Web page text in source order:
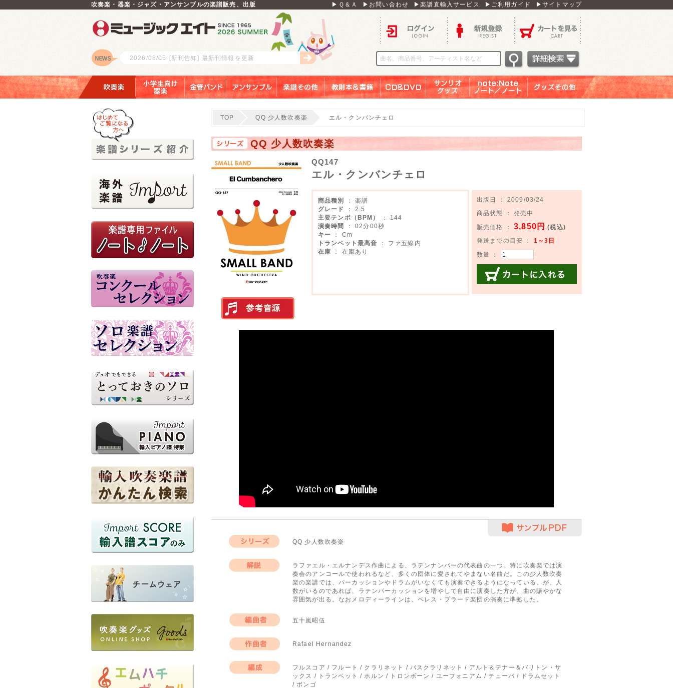
吹奏楽・器楽・ジャズ・アンサンブルの楽譜販売、出版 ▶Ｑ＆Ａ ▶お問い合わせ ▶楽譜直輸入サービス ▶ご利用ガイド ▶サイトマップ
ロゴ
2026/08/05 [新刊告知] 最新刊情報を更新
TOP QQ 少人数吹奏楽 エル・クンバンチェロ
QQ 少人数吹奏楽
高山市民吹奏楽団
QQ147
エル・クンバンチェロ
商品種別
： 楽譜
グレード
： 2.5
主要テンポ（BPM）
： 144
演奏時間
： 02分00秒
キー
： Cm
トランペット最高音
： ファ五線内
在庫
： 在庫あり
出版日 ： 2009/03/24
商品状態 ： 発売中
販売価格 ：3,850円 (税込)
発送までの目安 ： 1～3日
数量 ：
QQ 少人数吹奏楽
ラファエル・エルナンデス作曲による、ラテンナンバーの代表曲の一つ。特に吹奏楽では演
奏会のアンコールで使われるなど、多くの団体に愛されてやまない名曲だ。この少人数吹奏
楽の楽譜では、パーカッションやドラムがいなくても演奏できるようになっている。が、人
数がいるのであれば、ラテンパーカッションを増やして自由に演奏した方が、曲の賑やかな
雰囲気が出る。なおメロディーラインは、ペレス・プラード楽団の演奏に準拠した。
五十嵐昭伍
Rafael Hernandez
フルスコア / フルート / クラリネット / バスクラリネット / アルト＆テナー＆バリトン・サ
ックス / トランペット / ホルン / トロンボーン / ユーフォニアム / テューバ / ドラムセット
/ ボンゴ